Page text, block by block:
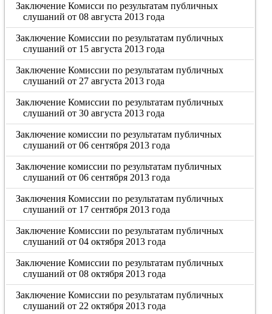
Заключение Комисси по результатам публичных
слушаний от 08 августа 2013 года
Заключение Комиссии по результатам публичных
слушаний от 15 августа 2013 года
Заключение Комиссии по результатам публичных
слушаний от 27 августа 2013 года
Заключение Комиссии по результатам публичных
слушаний от 30 августа 2013 года
Заключение комиссии по результатам публичных
слушаний от 06 сентября 2013 года
Заключение комиссии по результатам публичных
слушаний от 06 сентября 2013 года
Заключения Комиссии по результатам публичных
слушаний от 17 сентября 2013 года
Заключение Комиссии по результатам публичных
слушаний от 04 октября 2013 года
Заключение Комиссии по результатам публичных
слушаний от 08 октября 2013 года
Заключение Комиссии по результатам публичных
слушаний от 22 октября 2013 года